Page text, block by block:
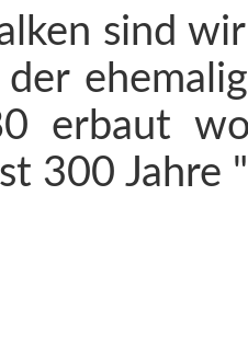
sind
erbaut
300 Jahre